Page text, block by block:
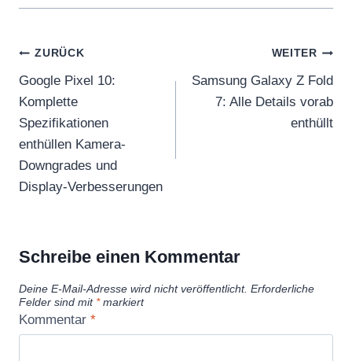
Beitragsnavigation
ZURÜCK
Google Pixel 10:
Komplette
Spezifikationen
enthüllen Kamera-
Downgrades und
Display-Verbesserungen
WEITER
Samsung Galaxy Z Fold
7: Alle Details vorab
enthüllt
Schreibe einen Kommentar
Deine E-Mail-Adresse wird nicht veröffentlicht. Erforderliche
Felder sind mit *markiert
Kommentar *